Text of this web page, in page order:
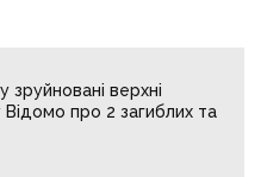
зруйновані верхні
про 2 загиблих та